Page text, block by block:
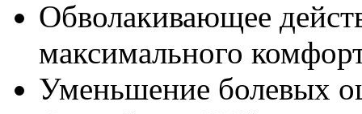
Обволакивающее
максимального
Уменьшение болевых